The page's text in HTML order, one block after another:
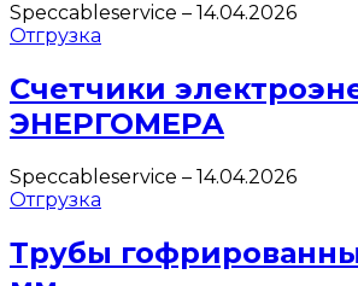
Speccableservice – 14.04.2026
Отгрузка
Счетчики
ЭНЕРГОМЕРА
Speccableservice – 14.04.2026
Отгрузка
Трубы